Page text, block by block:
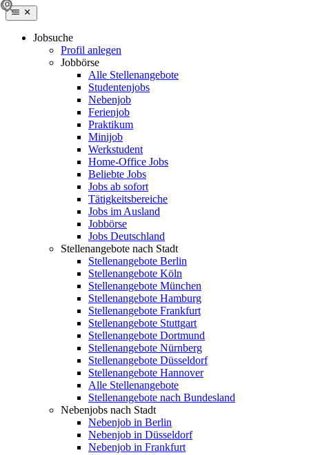
Jobsuche
Profil anlegen
Jobbörse
Alle Stellenangebote
Studentenjobs
Nebenjob
Ferienjob
Praktikum
Minijob
Werkstudent
Home-Office Jobs
Beliebte Jobs
Jobs ab sofort
Tätigkeitsbereiche
Jobs im Ausland
Jobbörse
Jobs Deutschland
Stellenangebote nach Stadt
Stellenangebote Berlin
Stellenangebote Köln
Stellenangebote München
Stellenangebote Hamburg
Stellenangebote Frankfurt
Stellenangebote Stuttgart
Stellenangebote Dortmund
Stellenangebote Nürnberg
Stellenangebote Düsseldorf
Stellenangebote Hannover
Alle Stellenangebote
Stellenangebote nach Bundesland
Nebenjobs nach Stadt
Nebenjob in Berlin
Nebenjob in Düsseldorf
Nebenjob in Frankfurt